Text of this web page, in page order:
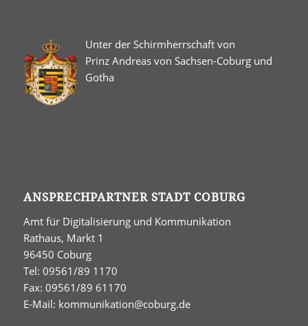
Unter der Schirmherrschaft von
Prinz Andreas von Sachsen-Coburg und
Gotha
ANSPRECHPARTNER STADT COBURG
Amt für Digitalisierung und Kommunikation
Rathaus, Markt 1
96450 Coburg
Tel: 09561/89 1170
Fax: 09561/89 61170
E-Mail: kommunikation@coburg.de